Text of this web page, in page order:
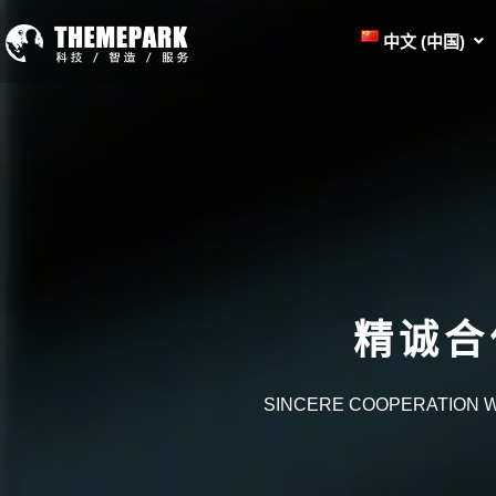
中文 (中国)
精诚
SINCERE COOPERATION